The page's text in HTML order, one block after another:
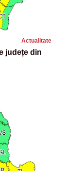
Actualitate
județe din